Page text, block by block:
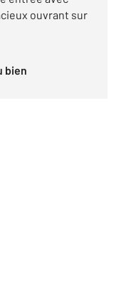
ouvrant sur
bien